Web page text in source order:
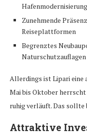
Zunehmende
Reiseplattformen
Begrenztes
Naturschutzauflagen
Allerdings ist Lipari eine
Mai bis Oktober
ruhig verläuft. Das
Attraktive